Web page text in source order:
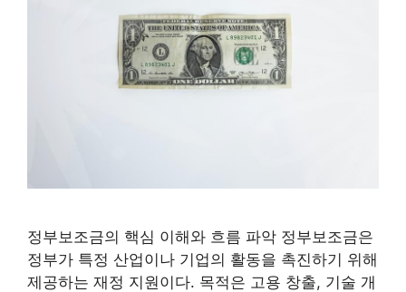
정부보조금의 핵심 이해와 흐름 파악 정부보조금은
정부가 특정 산업이나 기업의 활동을 촉진하기 위해
제공하는 재정 지원이다. 목적은 고용 창출, 기술 개